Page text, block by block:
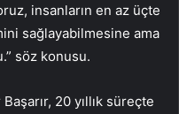
insanların en az üçte
sağlayabilmesine ama
söz konusu.
20 yıllık süreçte